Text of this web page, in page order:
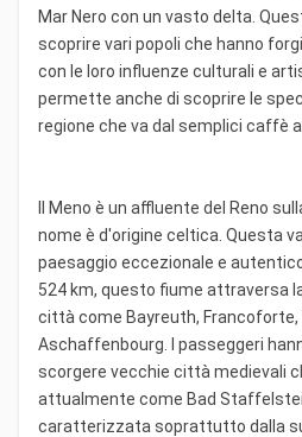
Mar Nero con un vasto delta.
scoprire vari popoli che hanno
con le loro influenze culturali e
permette anche di scoprire le
regione che va dal semplici caffè
Il Meno è un affluente del Reno
nome è d'origine celtica. Questa
paesaggio eccezionale e
524 km, questo fiume attraversa
città come Bayreuth, Francoforte,
Aschaffenbourg. I passeggeri
scorgere vecchie città medievali
attualmente come Bad
caratterizzata soprattutto dalla